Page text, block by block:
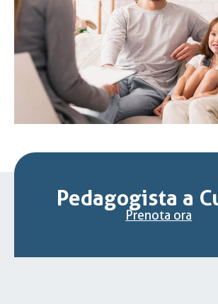
Pedagogista a
Prenota ora